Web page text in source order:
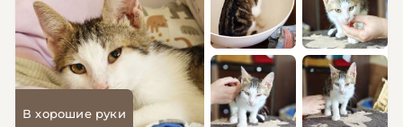
В хорошие руки